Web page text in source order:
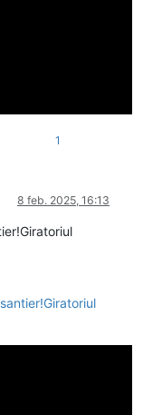
1
8 feb. 2025, 16:13